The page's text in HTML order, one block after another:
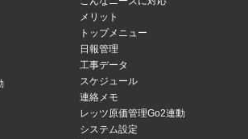
メリット
トップメニュー
日報管理
工事データ
スケジュール
連絡メモ
レッツ原価管理Go2連動
システム設定